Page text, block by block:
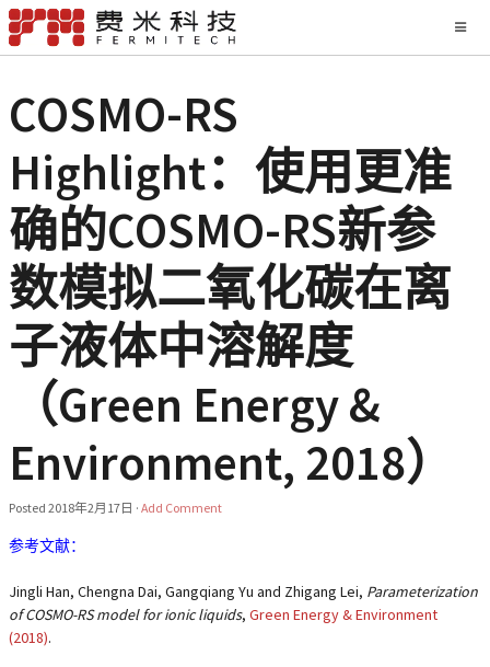
COSMO-RS
Highlight：使用更准
确的COSMO-RS新参
数模拟二氧化碳在离
子液体中溶解度
（Green Energy &
Environment, 2018）
Posted 2018年2月17日 · Add Comment
参考文献：
Jingli Han, Chengna Dai, Gangqiang Yu and Zhigang Lei, Parameterization
of COSMO-RS model for ionic liquids, Green Energy & Environment
(2018).